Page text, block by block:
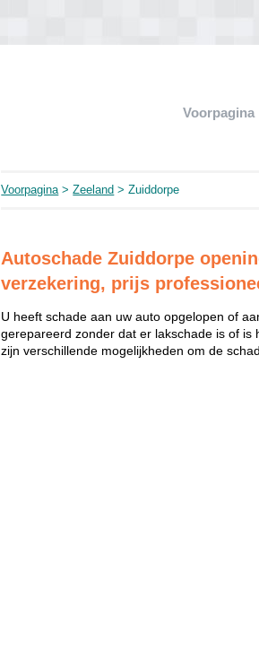
Voorpagina
Voorpagina>Zeeland > Zuiddorpe
Autoschade Zuiddorpe
verzekering, prijs
U heeft schade aan uw auto opgelopen of
gerepareerd zonder dat er lakschade is of
zijn verschillende mogelijkheden om de